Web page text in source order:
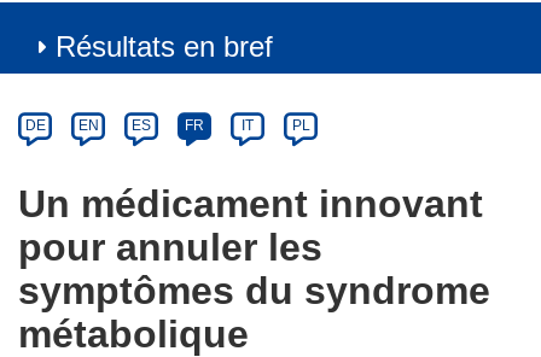
Résultats en bref
Category
Article
available
the
following
languages:
DE EN ES FR IT PL
Un médicament innovant
pour annuler les
symptômes du syndrome
métabolique